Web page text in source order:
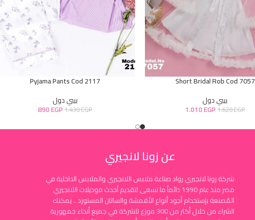
Short Bridal Rob Cod 7057
بيبي دول
1.620EGP
1.010EGP
Pyjama Pants Cod 2117
بيبي دول
1.430EGP
890EGP
عن زونا لانجيري
شركة زونا لانجيري رواد صناعة ملابس اللانجيري والملابس الداخلية في
مصر منذ عام 1990 دائماً ما نسعى لتقديم أحدث موديلات اللانجيري
المُصنعة بإستخدام أجود أنواع الأقمشة والساتان المستورد .. يمكنك
الشراء من خلال أكثر من 300 موزع للشركة في جميع أنحاء جمهورية